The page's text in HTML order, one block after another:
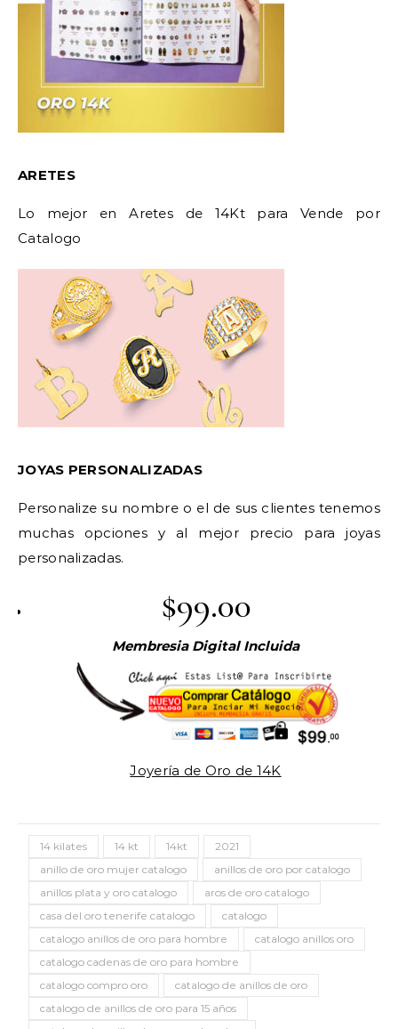
ARETES
Lo mejor en Aretes de 14Kt para Vende por
Catalogo
JOYAS PERSONALIZADAS
Personalize su nombre o el de sus clientes tenemos
muchas opciones y al mejor precio para joyas
personalizadas.
$99.00
Membresia Digital Incluida
Joyería de Oro de 14K
14 kilates 14 kt 14kt
2021
anillo de oro mujer catalogo
anillos de oro por catalogo
anillos plata y oro catalogo
aros de oro catalogo
casa del oro tenerife catalogo
catalogo
catalogo anillos de oro para hombre
catalogo anillos oro
catalogo cadenas de oro para hombre
catalogo compro oro
catalogo de anillos de oro
catalogo de anillos de oro para 15 años